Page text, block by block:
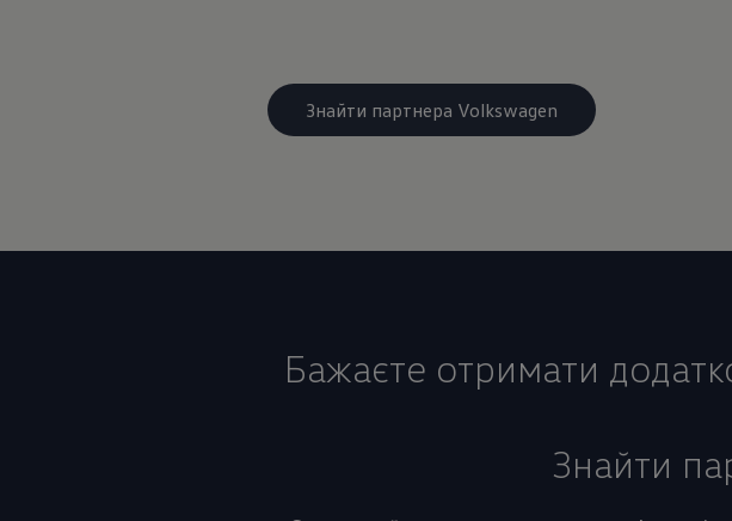
Знайти партнера Volkswagen
Бажаєте отримати
Знайти